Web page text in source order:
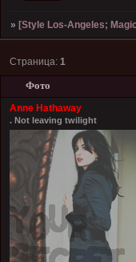
»[Style Los-Angeles;
Фото
Страница:1
Anne Hathaway
. Not leaving twilight